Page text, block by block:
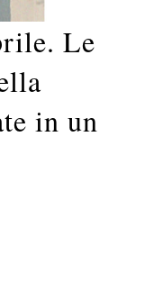
Le
in un